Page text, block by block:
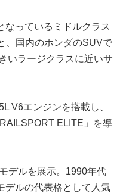
なっているミドルクラス
、国内のホンダのSUVで
いラージクラスに近いサ
V6エンジンを搭載し、
ELITE」を導
デルを展示。1990年代
デルの代表格として人気